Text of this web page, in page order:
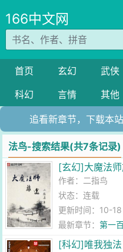
166中文网
首页 玄幻 武侠
科幻
言情 其他
追看新章节，下载本
法鸟-搜索结果(共7条记录)
[玄幻]大魔法
作者： 二指鸟
状态：连载
更新时间：10-
最新章节：第一
[科幻]唯我独法